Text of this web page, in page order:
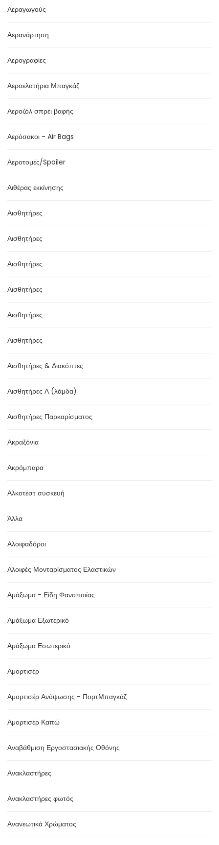
Αεραγωγούς
Αερανάρτηση
Αερογραφίες
Αεροελατήρια Μπαγκάζ
Αεροζόλ σπρέι βαφής
Αερόσακοι - Air Bags
Αεροτομές/Spoiler
Αιθέρας εκκίνησης
Αισθητήρες
Αισθητήρες
Αισθητήρες
Αισθητήρες
Αισθητήρες
Αισθητήρες
Αισθητήρες & Διακόπτες
Αισθητήρες Λ (λάμδα)
Αισθητήρες Παρκαρίσματος
Ακραξόνια
Ακρόμπαρα
Αλκοτέστ συσκευή
Άλλα
Αλοιφαδόροι
Αλοιφές Μονταρίσματος Ελαστικών
Αμάξωμα - Είδη Φανοποιίας
Αμάξωμα Εξωτερικό
Αμάξωμα Εσωτερικό
Αμορτισέρ
Αμορτισέρ Ανύψωσης - ΠορτΜπαγκάζ
Αμορτισέρ Καπώ
Αναβάθμιση Εργοστασιακής Οθόνης
Ανακλαστήρες
Ανακλαστήρες φωτός
Ανανεωτικά Χρώματος